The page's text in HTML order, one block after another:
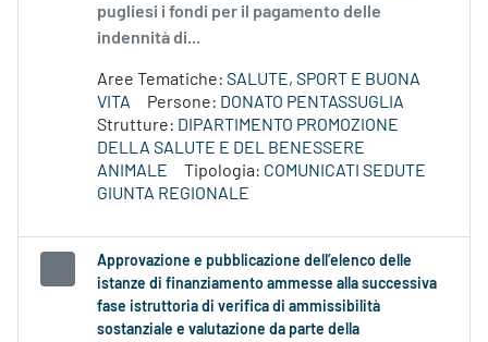
pugliesi i fondi per il pagamento delle
indennità di...
Aree Tematiche: SALUTE, SPORT E BUONA
VITA
Persone: DONATO PENTASSUGLIA
Strutture: DIPARTIMENTO PROMOZIONE
DELLA SALUTE E DEL BENESSERE
ANIMALE
Tipologia: COMUNICATI SEDUTE
GIUNTA REGIONALE
Approvazione e pubblicazione dell’elenco delle
istanze di finanziamento ammesse alla successiva
fase istruttoria di verifica di ammissibilità
sostanziale e valutazione da parte della